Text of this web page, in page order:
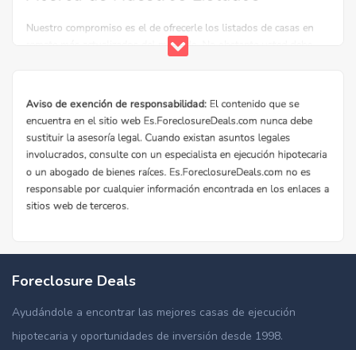
Foreclosure Deals
Ayudándole a encontrar las mejores casas de ejecución
hipotecaria y oportunidades de inversión desde 1998.